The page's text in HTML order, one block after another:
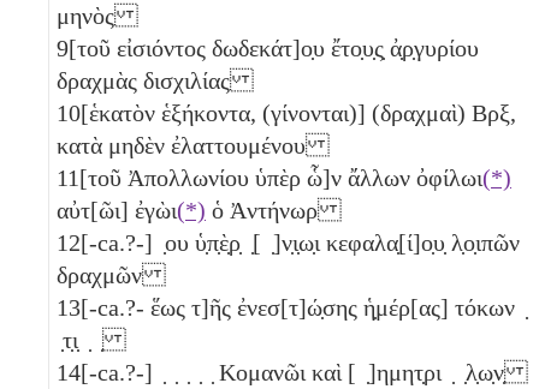
μηνὸς
9[τοῦ εἰσιόντος δωδεκάτ]ο̣υ ἔτο̣υ̣ς̣ ἀ̣ρ̣γυρίου
δραχμὰς δισχιλίας
10[ἑκατὸν ἑξήκοντα, (γίνονται)] (δραχμαὶ) Βρξ,
κατὰ μηδὲν ἐλαττουμένου
11[τοῦ Ἀπολλωνίου ὑπὲρ ὧ]ν ἄλλων ὀφίλωι(*)
αὐτ[ῶι] ἐγὼι(*) ὁ Ἀντήνωρ
12[-ca.?-] ̣ου ὑ̣π̣ὲ̣ρ̣ ̣[ ̣]ν̣ι̣ω̣ι κεφαλα̣[ί]ο̣υ̣ λ̣ο̣ιπῶν
δραχμῶν
13[-ca.?- ἕως τ]ῆς ἐνεσ[τ]ώ̣σης ἡ̣μέρ[ας] τόκων ̣
̣τ̣ι̣ ̣ ̣
14[-ca.?-] ̣ ̣ ̣ ̣ ̣ Κομανῶι καὶ [ ̣]ημητ̣ρι ̣ ̣λ̣ω̣ν̣